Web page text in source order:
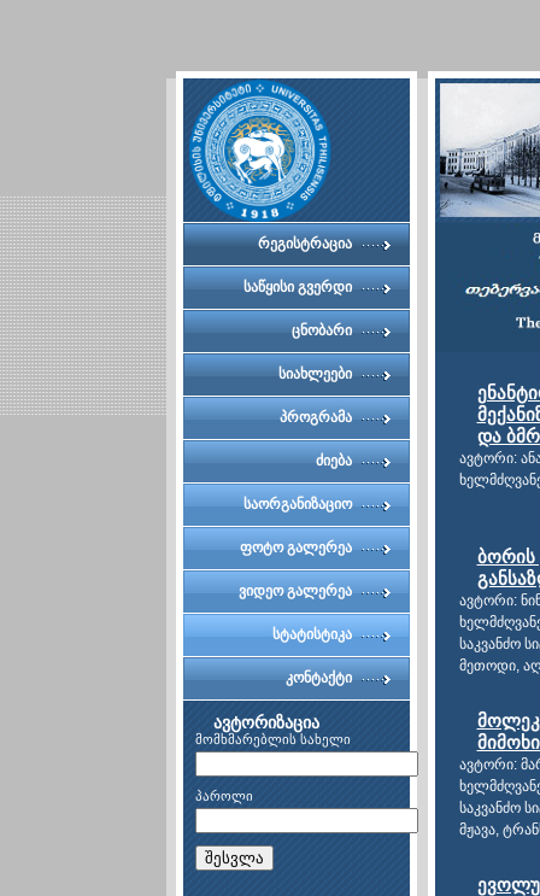
რეგისტრაცია
საწყისი გვერდი
ცნობარი
სიახლეები
პროგრამა
ძიება
საორგანიზაციო
კომიტეტი
ფოტო გალერეა
ვიდეო გალერეა
სტატისტიკა
კონტაქტი
ავტორიზაცია
მომხმარებლის სახელი
პაროლი
შესვლა
და
ავტორი:
ბორის
ავტორი:
საკვანძო
მეთოდი,
ავტორი:
საკვანძო
მჟავა,